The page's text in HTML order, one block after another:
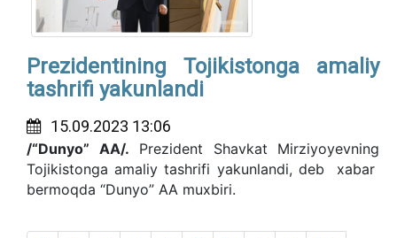
Prezidentining Tojikistonga amaliy
tashrifi yakunlandi
15.09.2023 13:06
/“Dunyo” AA/. Prezident Shavkat Mirziyoyevning
Tojikistonga amaliy tashrifi yakunlandi, deb xabar
bermoqda “Dunyo” AA muxbiri.